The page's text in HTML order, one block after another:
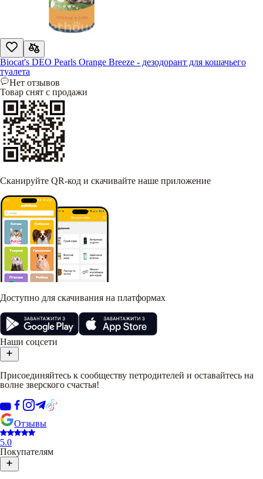
Biocat's DEO Pearls Orange Breeze - дезодорант для кошачьего
туалета
Нет отзывов
Товар снят с продажи
Сканируйте QR-код и скачивайте наше приложение
Доступно для скачивания на платформах
Наши соцсети
Присоединяйтесь к сообществу петродителей и оставайтесь на
волне зверского счастья!
Отзывы
5.0
Покупателям